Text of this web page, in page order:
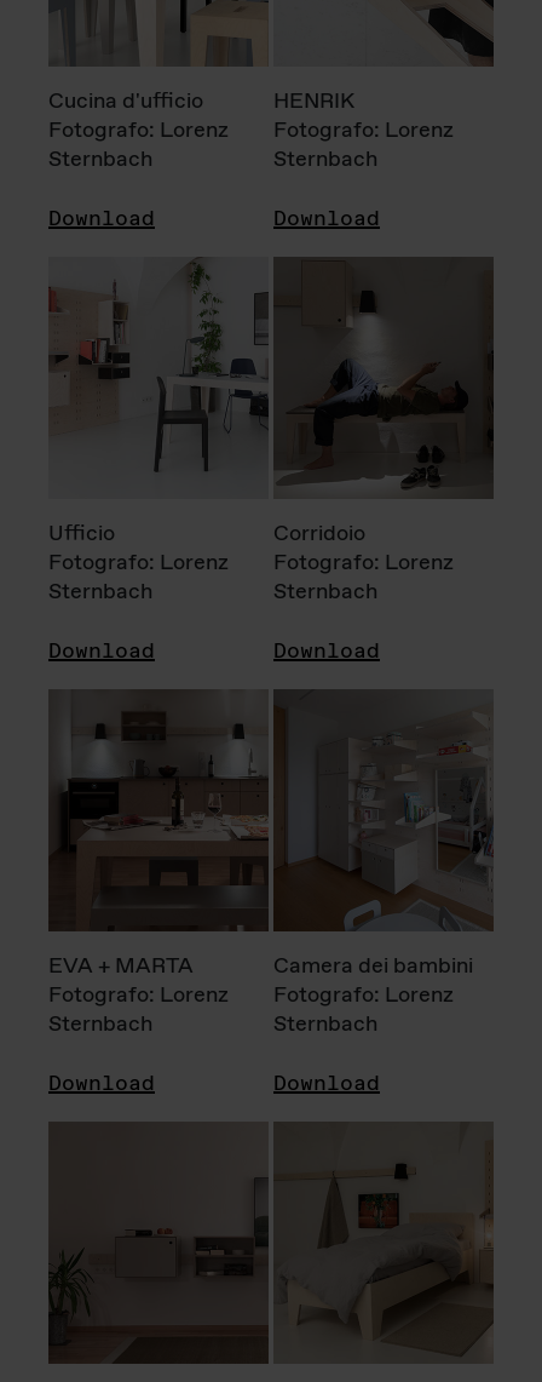
Cucina d'ufficio
Fotografo: Lorenz
Sternbach
Download
HENRIK
Fotografo: Lorenz
Sternbach
Download
Ufficio
Fotografo: Lorenz
Sternbach
Download
Corridoio
Fotografo: Lorenz
Sternbach
Download
EVA + MARTA
Fotografo: Lorenz
Sternbach
Download
Camera dei bambini
Fotografo: Lorenz
Sternbach
Download